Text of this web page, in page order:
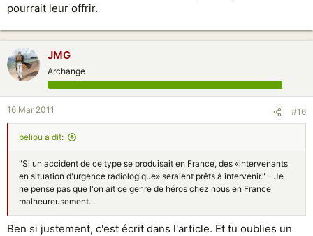
pourrait leur offrir.
JMG
Archange
16 Mar 2011 #16
beliou a dit:
"Si un accident de ce type se produisait en France, des «intervenants
en situation d'urgence radiologique» seraient prêts à intervenir." - Je
ne pense pas que l'on ait ce genre de héros chez nous en France
malheureusement...
Ben si justement, c'est écrit dans l'article. Et tu oublies un